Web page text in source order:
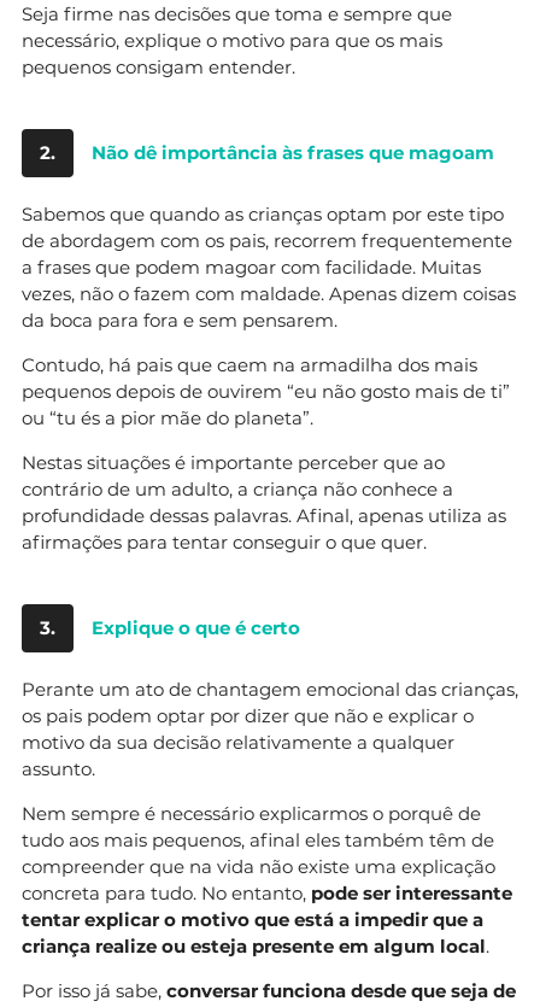
Seja firme nas decisões que toma e sempre que
necessário, explique o motivo para que os mais
pequenos consigam entender.
2. Não dê importância às frases que magoam
Sabemos que quando as crianças optam por este tipo
de abordagem com os pais, recorrem frequentemente
a frases que podem magoar com facilidade. Muitas
vezes, não o fazem com maldade. Apenas dizem coisas
da boca para fora e sem pensarem.
Contudo, há pais que caem na armadilha dos mais
pequenos depois de ouvirem “eu não gosto mais de ti”
ou “tu és a pior mãe do planeta”.
Nestas situações é importante perceber que ao
contrário de um adulto, a criança não conhece a
profundidade dessas palavras. Afinal, apenas utiliza as
afirmações para tentar conseguir o que quer.
3. Explique o que é certo
Perante um ato de chantagem emocional das crianças,
os pais podem optar por dizer que não e explicar o
motivo da sua decisão relativamente a qualquer
assunto.
Nem sempre é necessário explicarmos o porquê de
tudo aos mais pequenos, afinal eles também têm de
compreender que na vida não existe uma explicação
concreta para tudo. No entanto, pode ser interessante
tentar explicar o motivo que está a impedir que a
criança realize ou esteja presente em algum local.
Por isso já sabe, conversar funciona desde que seja de